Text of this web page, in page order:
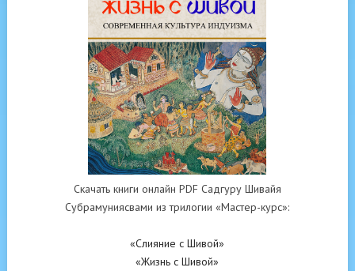
Скачать книги онлайн PDF Садгуру Шивайя
Субрамуниясвами из трилогии «Мастер-курс»:
«Слияние с Шивой»
«Жизнь с Шивой»